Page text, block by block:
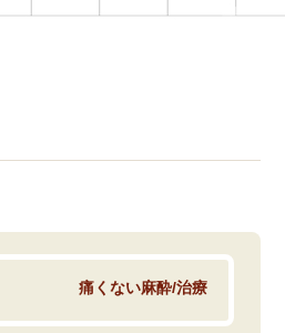
痛くない麻酔/治療